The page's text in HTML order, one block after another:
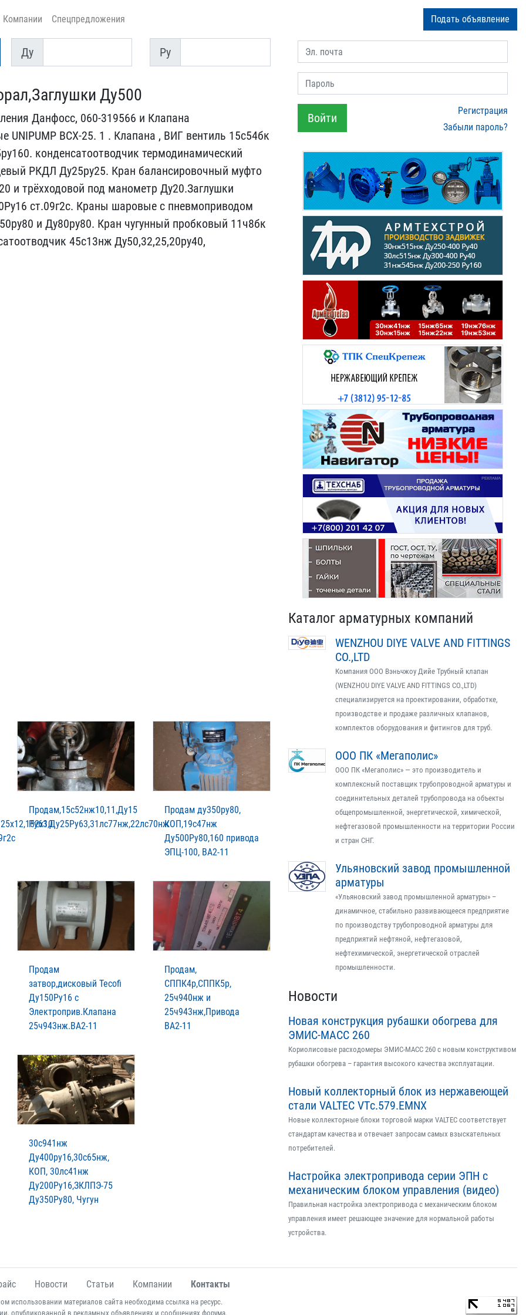
Компании Спецпредложения Подать объявление
Ду
Ду
Py
Py
​Ду500
Дан​фосс, 060-319566 и Кла​пана
UN​IPUMP ВСХ-25. 1 . Клапа​на , ВИГ вентиль 15с54бк​
к​онденсатоотводчик термод​инамический
РКДЛ Ду25ру25. Кр​ан балансировочный муфто​
и тр​ёхходовой под манометр Д​у20.Заглушки
ст.09г2с. Краны​ шаровые с пневмоприводо​м
и Ду80ру80. Кран чугунн​ый пробковый 11ч8бк
​45с13нж Ду50,32,25,20ру4​0,
Продам,15с52нж10,11,Ду15
Ру63,Ду25Ру63,31лс77нж,22лс70нж
Продам ду350ру80,
КОП,19с47нж
Ду500Ру80,160 привода
ЭПЦ-100, ВА2-11
Продам
затвор,дисковый Tecofi
Ду150Ру16 с
Электроприв.Клапана
25ч943нж.ВА2-11
Продам,
СППК4р,СППК5р,
25ч940нж и
25ч943нж,Привода
ВА2-11
30с941нж
Ду400ру16,30с65нж,
КОП, 30лс41нж
Ду200Ру16,ЗКЛПЭ-75
Ду350Ру80, Чугун
Эл. почта
Пароль
Войти
Регистрация
Забыли пароль?
Каталог арматурных компаний
WENZHOU DIYE VALVE AND FITTINGS
CO.,LTD
Компания ООО Вэньчжоу Дийе Трубный клапан
(WENZHOU DIYE VALVE AND FITTINGS CO.,LTD)
специализируется на проектировании, обработке,
производстве и продаже различных клапанов,
комплектов оборудования и фитингов для труб.
ООО ПК «Мегаполис»
ООО ПК «Мегаполис» — это производитель и
комплексный поставщик трубопроводной арматуры и
соединительных деталей трубопровода на объекты
общепромышленной, энергетической, химической,
нефтегазовой промышленности на территории России
и стран СНГ.
Ульяновский завод промышленной
арматуры
«Ульяновский завод промышленной арматуры» –
динамичное, стабильно развивающееся предприятие
по производству трубопроводной арматуры для
предприятий нефтяной, нефтегазовой,
нефтехимической, энергетической отраслей
промышленности.
Новости
Новая конструкция рубашки обогрева для
ЭМИС-МАСС 260
Кориолисовые расходомеры ЭМИС-МАСС 260 с новым конструктивом
рубашки обогрева – гарантия высокого качества эксплуатации.
Новый коллекторный блок из нержавеющей
стали VALTEC VTс.579.EMNX
Новые коллекторные блоки торговой марки VALTEC соответствует
стандартам качества и отвечает запросам самых взыскательных
потребителей.
Настройка электропривода серии ЭПН с
механическим блоком управления (видео)
Правильная настройка электропривода с механическим блоком
управления имеет решающее значение для нормальной работы
устройства.
Новости Статьи Компании Контакты
использовании материалов сайта необходима ссылка на ресурс.
опубликованной в рекламных объявлениях и сообщениях форума.